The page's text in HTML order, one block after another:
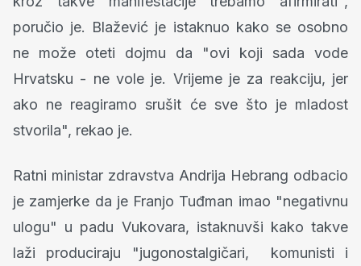
poručio je. Blažević je istaknuo kako se osobno
ne može oteti dojmu da "ovi koji sada vode
Hrvatsku - ne vole je. Vrijeme je za reakciju, jer
ako ne reagiramo srušit će sve što je mladost
stvorila", rekao je.
Ratni ministar zdravstva Andrija Hebrang odbacio
je zamjerke da je Franjo Tuđman imao "negativnu
ulogu" u padu Vukovara, istaknuvši kako takve
laži produciraju "jugonostalgičari, komunisti i